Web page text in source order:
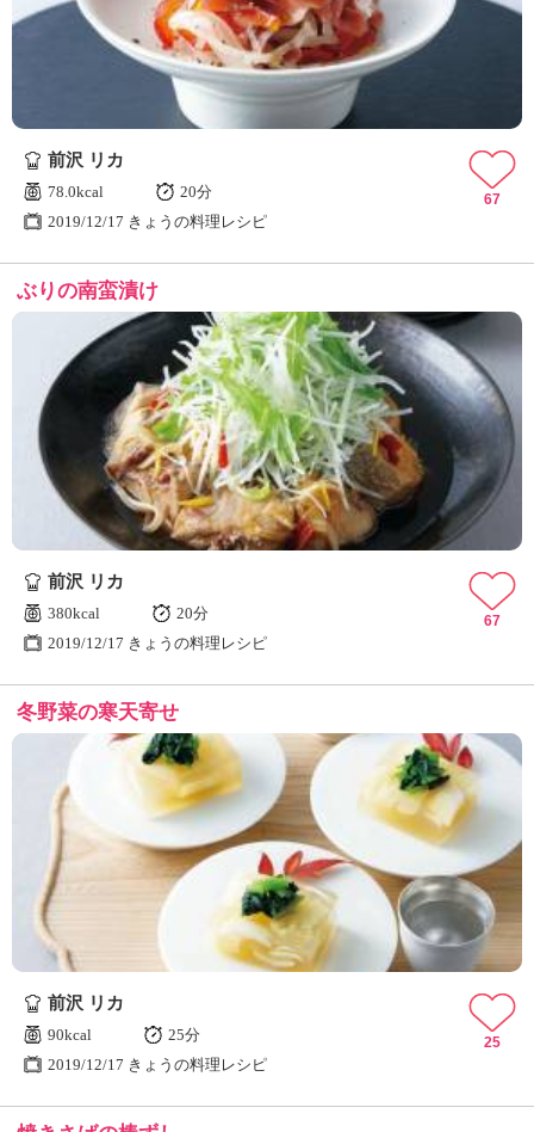
前沢 リカ
78.0kcal
20分
2019/12/17 きょうの料理レシピ
67
ぶりの南蛮漬け
前沢 リカ
380kcal
20分
2019/12/17 きょうの料理レシピ
67
冬野菜の寒天寄せ
前沢 リカ
90kcal
25分
2019/12/17 きょうの料理レシピ
25